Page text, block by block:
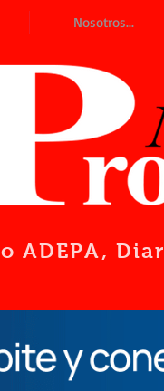
Nosotros...
ADEPA,